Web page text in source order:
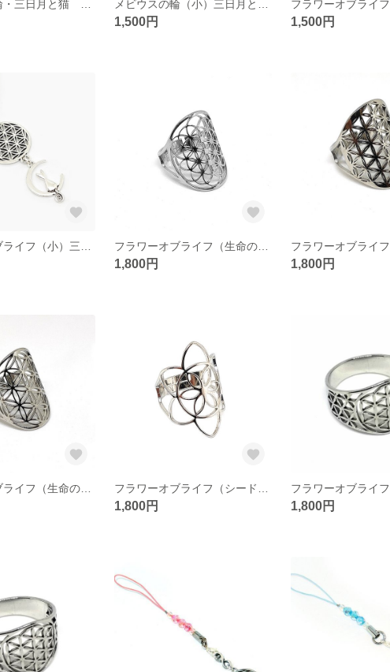
1,500円 1,500円
フラワーオブライフ（生命の花/神聖幾何学）シルバーカラー リング／指輪 E
1,800円 1,800円
フラワーオブライフ（生命の花/神聖幾何学）シルバーカラー リング／指輪 A
1,800円 1,800円